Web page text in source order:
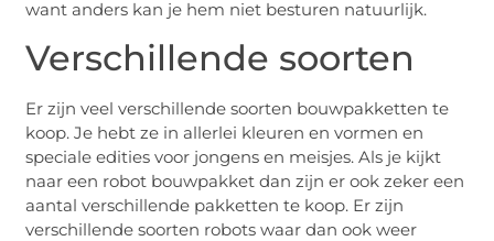
want anders kan je hem niet besturen natuurlijk.
Verschillende soorten
Er zijn veel verschillende soorten bouwpakketten te
koop. Je hebt ze in allerlei kleuren en vormen en
speciale edities voor jongens en meisjes. Als je kijkt
naar een robot bouwpakket dan zijn er ook zeker een
aantal verschillende pakketten te koop. Er zijn
verschillende soorten robots waar dan ook weer